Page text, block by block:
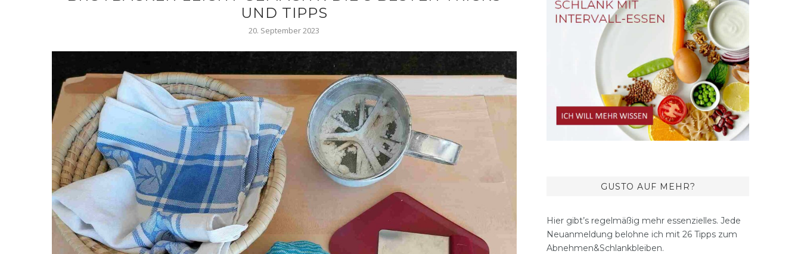
UND TIPPS
20. September 2023
GUSTO AUF MEHR?
Hier gibt’s regelmäßig mehr essenzielles. Jede
Neuanmeldung belohne ich mit 26 Tipps zum
Abnehmen&Schlankbleiben.